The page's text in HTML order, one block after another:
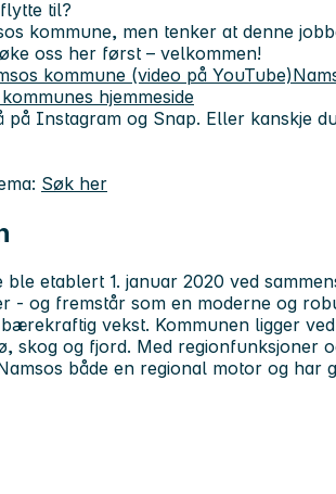
til?
kommune, men tenker at denne
oss her først – velkommen!
kommune (video på YouTube)
hjemmeside
på Instagram og Snap. Eller kanskje
Søk her
ble etablert 1. januar 2020 ved
- og fremstår som en moderne og
vekst. Kommunen ligger
skog og fjord. Med regionfunksjoner
både en regional motor og har